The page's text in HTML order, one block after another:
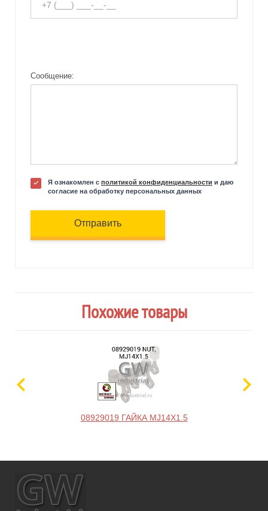
Сообщение:
Я ознакомлен с политикой конфиденциальности и даю
согласие на обработку персональных данных
Отправить
Похожие товары
08929019 ГАЙКА MJ14X1.5